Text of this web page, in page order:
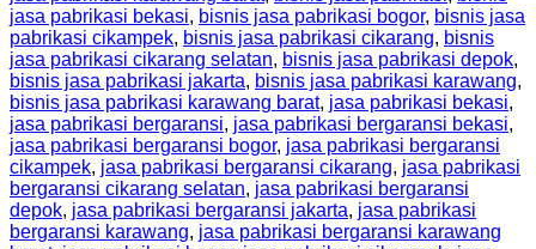
jasa pabrikasi bekasi, bisnis jasa pabrikasi bogor, bisnis jasa
pabrikasi cikampek, bisnis jasa pabrikasi cikarang, bisnis
jasa pabrikasi cikarang selatan, bisnis jasa pabrikasi depok,
bisnis jasa pabrikasi jakarta, bisnis jasa pabrikasi karawang,
bisnis jasa pabrikasi karawang barat, jasa pabrikasi bekasi,
jasa pabrikasi bergaransi, jasa pabrikasi bergaransi bekasi,
jasa pabrikasi bergaransi bogor, jasa pabrikasi bergaransi
cikampek, jasa pabrikasi bergaransi cikarang, jasa pabrikasi
bergaransi cikarang selatan, jasa pabrikasi bergaransi
depok, jasa pabrikasi bergaransi jakarta, jasa pabrikasi
bergaransi karawang, jasa pabrikasi bergaransi karawang